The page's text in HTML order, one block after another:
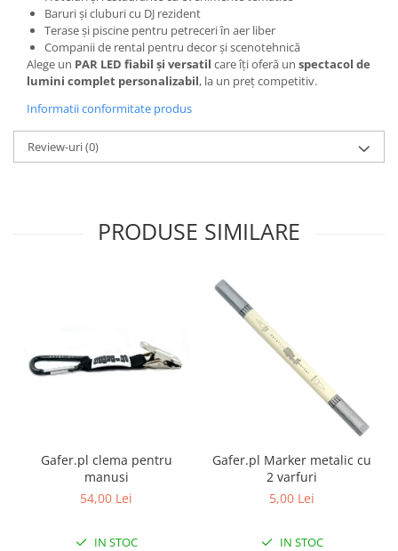
Baruri și cluburi cu DJ rezident
Terase și piscine pentru petreceri în aer liber
Companii de rental pentru decor și scenotehnică
Alege un PAR LED fiabil și versatil care îți oferă un spectacol de
lumini complet personalizabil, la un preț competitiv.
Informatii conformitate produs
Review-uri(0)
PRODUSE SIMILARE
Gafer.pl clema pentru
manusi
54,00 Lei
IN STOC
Gafer.pl Marker metalic cu
2 varfuri
5,00 Lei
IN STOC